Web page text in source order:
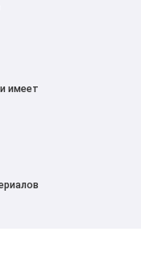
имеет